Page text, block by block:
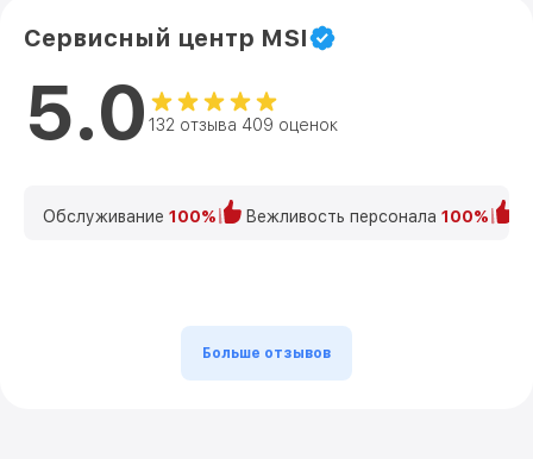
Сервисный центр MSI
5.0 132 отзыва 409 оценок
Обслуживание 100% Вежливость персонала 100%
Больше отзывов